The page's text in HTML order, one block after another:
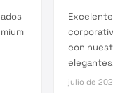
con
julio de